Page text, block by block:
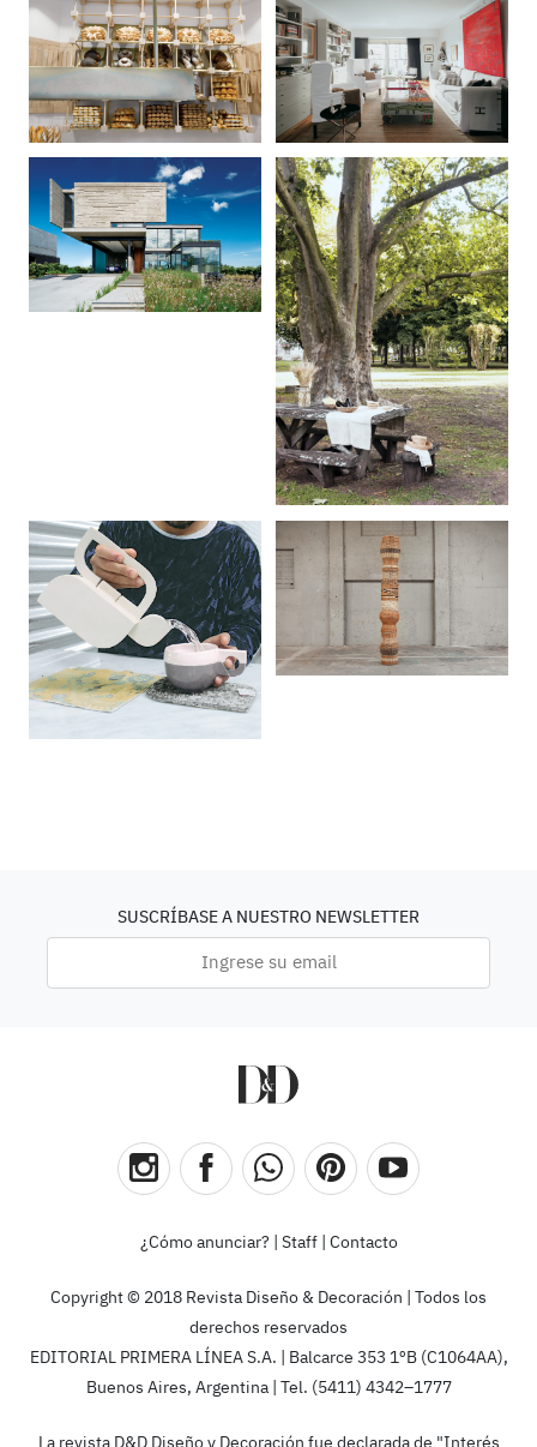
SUSCRÍBASE A NUESTRO NEWSLETTER
¿Cómo anunciar? Staff| Contacto
Copyright © 2018 Revista Diseño & Decoración | Todos los
derechos reservados
EDITORIAL PRIMERA LÍNEA S.A. | Balcarce 353 1ºB (C1064AA),
Buenos Aires, Argentina | Tel. (5411) 4342–1777
La revista D&D Diseño y Decoración fue declarada de "Interés